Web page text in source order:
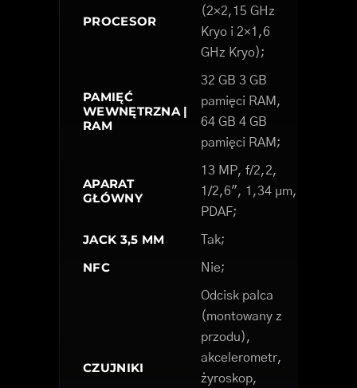
PROCESOR
(2×2,15 GHz
Kryo i 2×1,6
GHz Kryo);
PAMIĘĆ
WEWNĘTRZNA |
RAM
32 GB 3 GB
pamięci RAM,
64 GB 4 GB
pamięci RAM;
APARAT
GŁÓWNY
13 MP, f/2,2,
1/2,6", 1,34 µm,
PDAF;
JACK 3,5 MM Tak;
NFC Nie;
CZUJNIKI
Odcisk palca
(montowany z
przodu),
akcelerometr,
żyroskop,